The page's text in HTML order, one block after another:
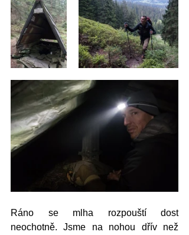
Ráno se mlha rozpouští dost
neochotně. Jsme na nohou dřív než